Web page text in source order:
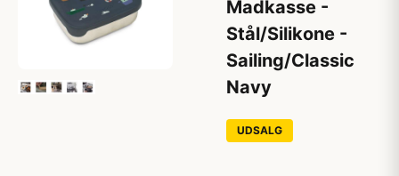
Madkasse -
Stål/Silikone -
Sailing/Classic
Navy
UDSALG